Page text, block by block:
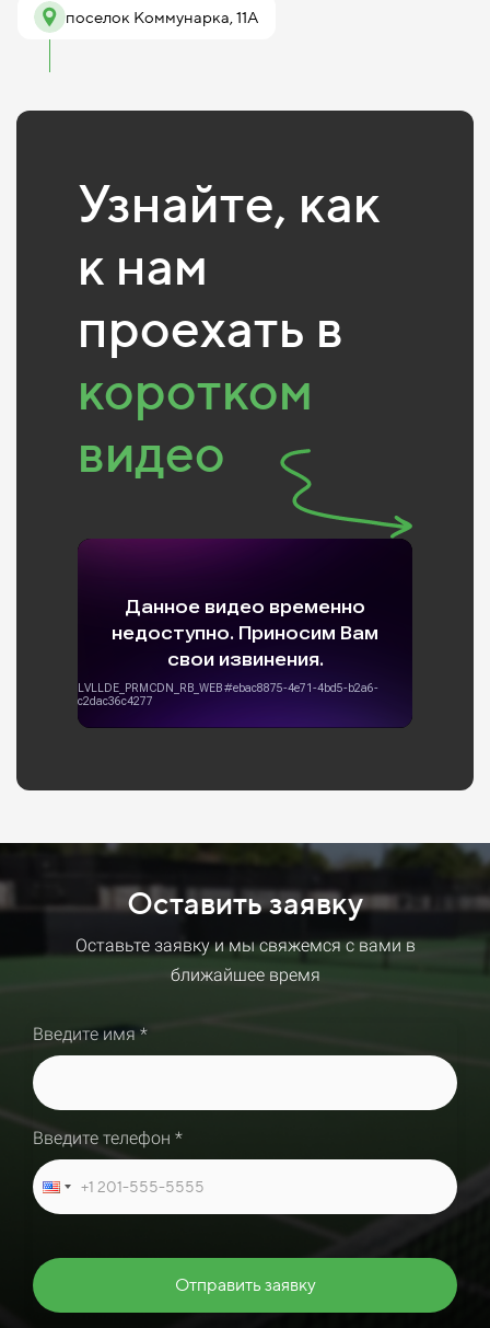
поселок Коммунарка, 11А
Узнайте, как
к нам
проехать в
коротком
видео
Оставить заявку
Оставьте заявку и мы свяжемся с вами в
ближайшее время
Введите имя *
Введите телефон *
Отправить заявку